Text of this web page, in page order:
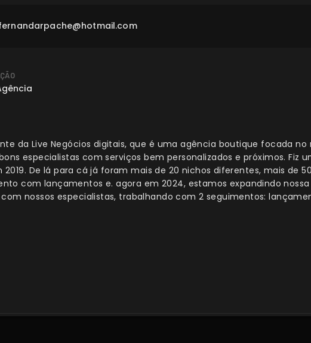
da Live Negócios digitais, que é uma agência boutique focada no
especialistas com serviços bem personalizados e próximos. Fiz
De lá para cá já foram mais de 20 nichos diferentes, mais de 50
com lançamentos e. agora em 2024, estamos expandindo
nossos especialistas, trabalhando com 2 seguimentos: